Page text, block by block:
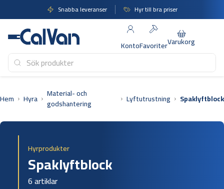
till
innehåll
Snabba leveranser Hyr till bra priser
KontoFavoriterVarukorg
Hem Hyra
Material- och
godshantering
Lyftutrustning Spaklyftblock
Hyrprodukter
Spaklyftblock
6 artiklar